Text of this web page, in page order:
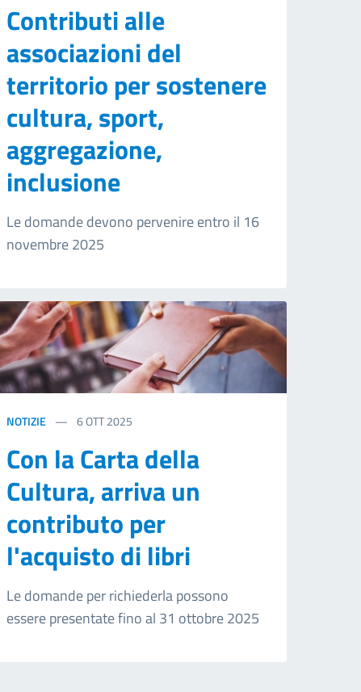
Contributi alle
associazioni del
territorio per sostenere
cultura, sport,
aggregazione,
inclusione
Le domande devono pervenire entro il 16
novembre 2025
NOTIZIE 6OTT 2025
Con la Carta della
Cultura, arriva un
contributo per
l'acquisto di libri
Le domande per richiederla possono
essere presentate fino al 31 ottobre 2025